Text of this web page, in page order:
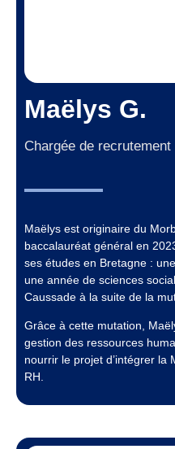
Maëlys G.
Chargée de recrutement
Maëlys est originaire du
baccalauréat général en
ses études en Bretagne :
une année de sciences
Caussade à la suite de la
Grâce à cette mutation,
gestion des ressources
nourrir le projet d’intégrer la
RH.